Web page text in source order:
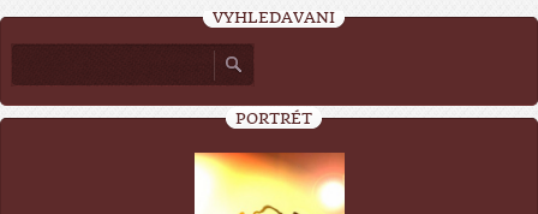
VYHLEDÁVÁNÍ
PORTRÉT